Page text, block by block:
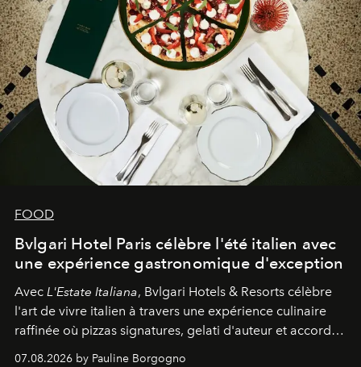
FOOD
Bvlgari Hotel Paris célèbre l'été italien avec
une expérience gastronomique d'exception
Avec L'Estate Italiana, Bvlgari Hotels & Resorts célèbre
l'art de vivre italien à travers une expérience culinaire
raffinée où pizzas signatures, gelati d'auteur et accords
d'exception composent un véritable voyage sensoriel.
07.08.2026 by Pauline Borgogno